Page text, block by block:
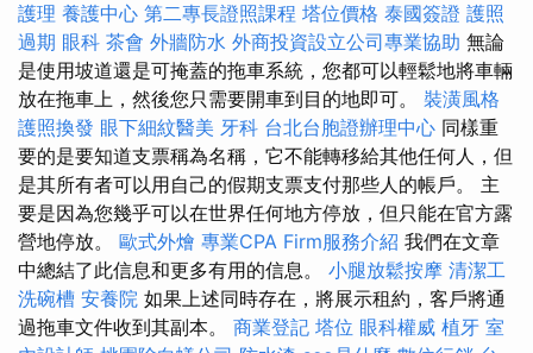
護理 養護中心 第二專長證照課程 塔位價格 泰國簽證 護照
過期 眼科 茶會 外牆防水 外商投資設立公司專業協助 無論
是使用坡道還是可掩蓋的拖車系統，您都可以輕鬆地將車輛
放在拖車上，然後您只需要開車到目的地即可。 裝潢風格
護照換發 眼下細紋醫美 牙科 台北台胞證辦理中心 同樣重
要的是要知道支票稱為名稱，它不能轉移給其他任何人，但
是其所有者可以用自己的假期支票支付那些人的帳戶。 主
要是因為您幾乎可以在世界任何地方停放，但只能在官方露
營地停放。 歐式外燴 專業CPA Firm服務介紹 我們在文章
中總結了此信息和更多有用的信息。 小腿放鬆按摩 清潔工
洗碗槽 安養院 如果上述同時存在，將展示租約，客戶將通
過拖車文件收到其副本。 商業登記 塔位 眼科權威 植牙 室